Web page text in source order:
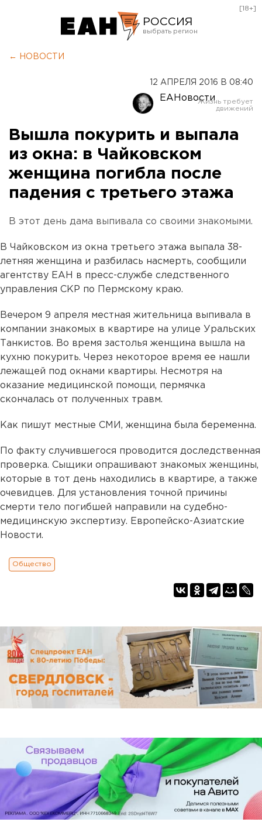
РОССИЯ
Оренбург
[18+]
← НОВОСТИ
12 АПРЕЛЯ 2016 В 08:40
ЕАНовости
Вышла покурить и выпала
из окна: в Чайковском
женщина погибла после
падения с третьего этажа
В этот день дама выпивала со своими знакомыми.
В Чайковском из окна третьего этажа выпала 38-
летняя женщина и разбилась насмерть, сообщили
агентству ЕАН в пресс-службе следственного
управления СКР по Пермскому краю.
Вечером 9 апреля местная жительница выпивала в
компании знакомых в квартире на улице Уральских
Танкистов. Во время застолья женщина вышла на
кухню покурить. Через некоторое время ее нашли
лежащей под окнами квартиры. Несмотря на
оказание медицинской помощи, пермячка
скончалась от полученных травм.
Как пишут местные СМИ, женщина была беременна.
По факту случившегося проводится доследственная
проверка. Сыщики опрашивают знакомых женщины,
которые в тот день находились в квартире, а также
очевидцев. Для установления точной причины
смерти тело погибшей направили на судебно-
медицинскую экспертизу. Европейско-Азиатские
Новости.
Общество